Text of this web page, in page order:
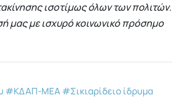
ισοτίμως όλων των πολιτών.
μας με ισχυρό κοινωνικό πρόσημο
#ΚΔΑΠ-ΜΕΑ#Σικιαρίδειο ίδρυμα